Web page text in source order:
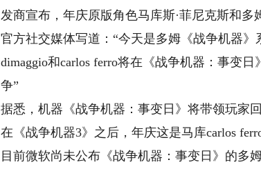
发商宣布，年庆原版角色马库斯·菲尼克斯和多
官方社交媒体写道：“今天是多姆《战争机器
dimaggio和carlos ferro将在《战争机器：事变
争”
据悉，机器《战争机器：事变日》将带领玩家
在《战争机器3》之后，年庆这是马库carlos
目前微软尚未公布《战争机器：事变日》的多